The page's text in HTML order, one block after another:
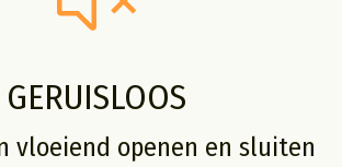
GERUISLOOS
vloeiend openen en sluiten